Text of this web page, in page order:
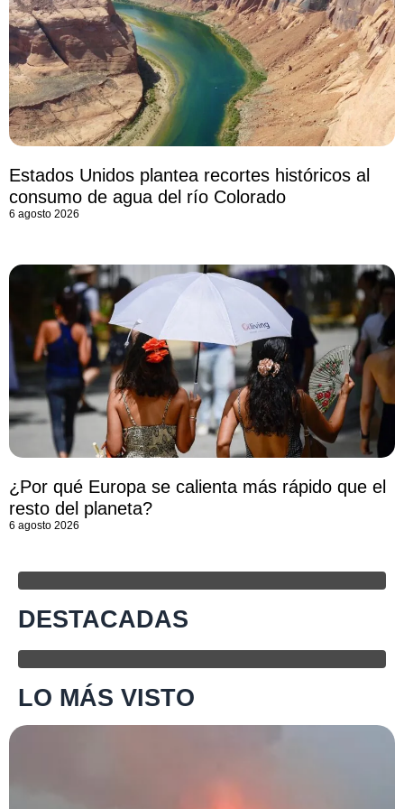
Estados Unidos plantea recortes históricos al
consumo de agua del río Colorado
6 agosto 2026
¿Por qué Europa se calienta más rápido que el
resto del planeta?
6 agosto 2026
DESTACADAS
LO MÁS VISTO